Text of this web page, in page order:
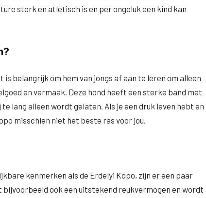
sterk en atletisch is en per ongeluk een kind kan
is belangrijk om hem van jongs af aan te leren om alleen
en vermaak. Deze hond heeft een sterke band met
lang alleen wordt gelaten. Als je een druk leven hebt en
misschien niet het beste ras voor jou.
kenmerken als de Erdelyi Kopo, zijn er een paar
bijvoorbeeld ook een uitstekend reukvermogen en wordt